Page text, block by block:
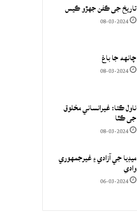
تاريخ جي ڪفن جھڙو ڪيس
08-03-2024
چانهه جا باغ
08-03-2024
ناول ڪتا: غيرانساني مخلوق
جي ڪٿا
08-03-2024
ميڊيا جي آزادي ۽ غيرجمھوري
وادي
06-03-2024